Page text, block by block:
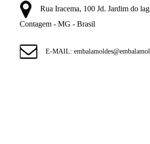
Rua Iracema, 100 Jd. Jardim do
Contagem - MG - Brasil
E-MAIL: